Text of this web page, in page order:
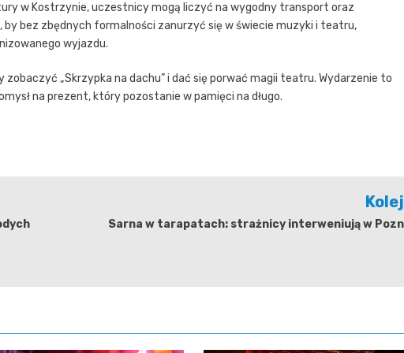
w Kostrzynie, uczestnicy mogą liczyć na wygodny transport oraz
by bez zbędnych formalności zanurzyć się w świecie muzyki i teatru,
wyjazdu.
zobaczyć „Skrzypka na dachu” i dać się porwać magii teatru. Wydarzenie to
na prezent, który pozostanie w pamięci na długo.
Sarna w tarapatach: strażnicy interweniują w